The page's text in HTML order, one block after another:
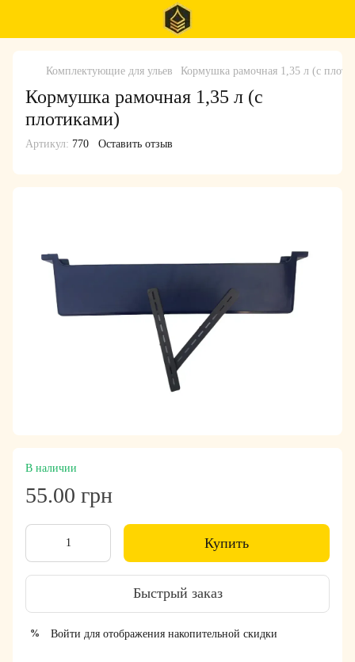
Комплектующие для ульев Кормушка рамочная 1,35 л (с
Кормушка рамочная 1,35 л (с
плотиками)
Артикул: 770 Оставить отзыв
В наличии
55.00 грн
Купить
Быстрый заказ
% Войти для отображения накопительной скидки